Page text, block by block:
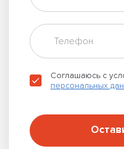
Соглашаюсь с
персональных